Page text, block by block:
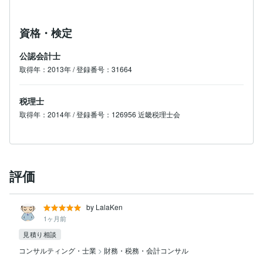
資格・検定
公認会計士
取得年：2013年 / 登録番号：31664
税理士
取得年：2014年 / 登録番号：126956 近畿税理士会
評価
by LalaKen
1ヶ月前
見積り相談
コンサルティング・士業 > 財務・税務・会計コンサル